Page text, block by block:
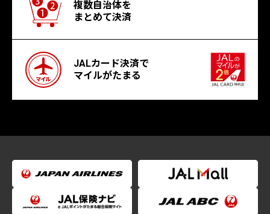
複数自治体を
まとめて決済
JALカード決済で
マイルがたまる